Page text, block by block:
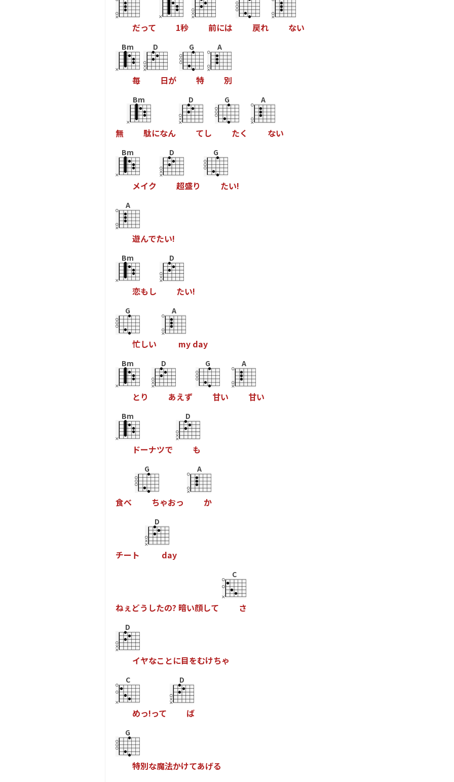
たって 1秒 前には 戻れ ない
Bm
毎
D
日か
G
特
A
別
無
Bm
駄になん
D
てし
G
たく
A
ない
Bm
メイク
D
超盛り
G
たい!
A
遊んてたい!
Bm
恋もし
D
たい!
G
忙しい
A
my day
Bm
と り
D
あえす
G
甘い
A
甘い
Bm
トーナツて
D
も
食へ
G
ちゃおっ
A
か
チー ト
D
day
ねぇとう したの? 暗い顔して
C
さ
D
イヤなこ とに目をむけちゃ
C
めっ!って
D
は
G
特別な魔法かけてあける